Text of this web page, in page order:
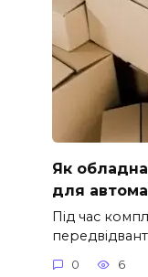
Як
для
Під час
0 6